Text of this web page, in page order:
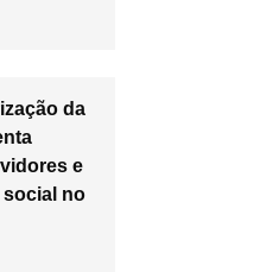
da
e
social no